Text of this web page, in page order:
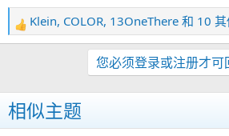
反
馈
Klein, COLOR, 13OneThere 和 10 其
您必须登录或注册才可
相似主题